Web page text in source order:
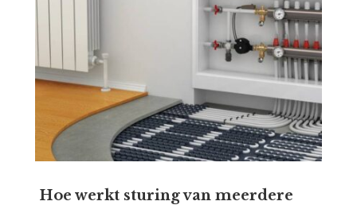
Hoe werkt sturing van meerdere